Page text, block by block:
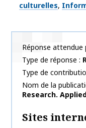
culturelles
Réponse attendue
Type de réponse
Type de
Nom de la
Research.
Sites